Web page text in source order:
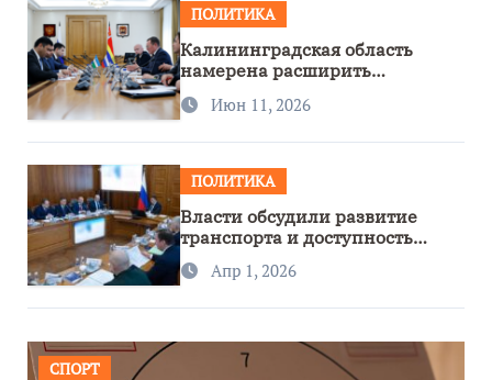
ПОЛИТИКА
Калининградская область
намерена расширить
сотрудничество с Узбекистаном
Июн 11, 2026
ПОЛИТИКА
Власти обсудили развитие
транспорта и доступность
региона
Апр 1, 2026
СПОРТ